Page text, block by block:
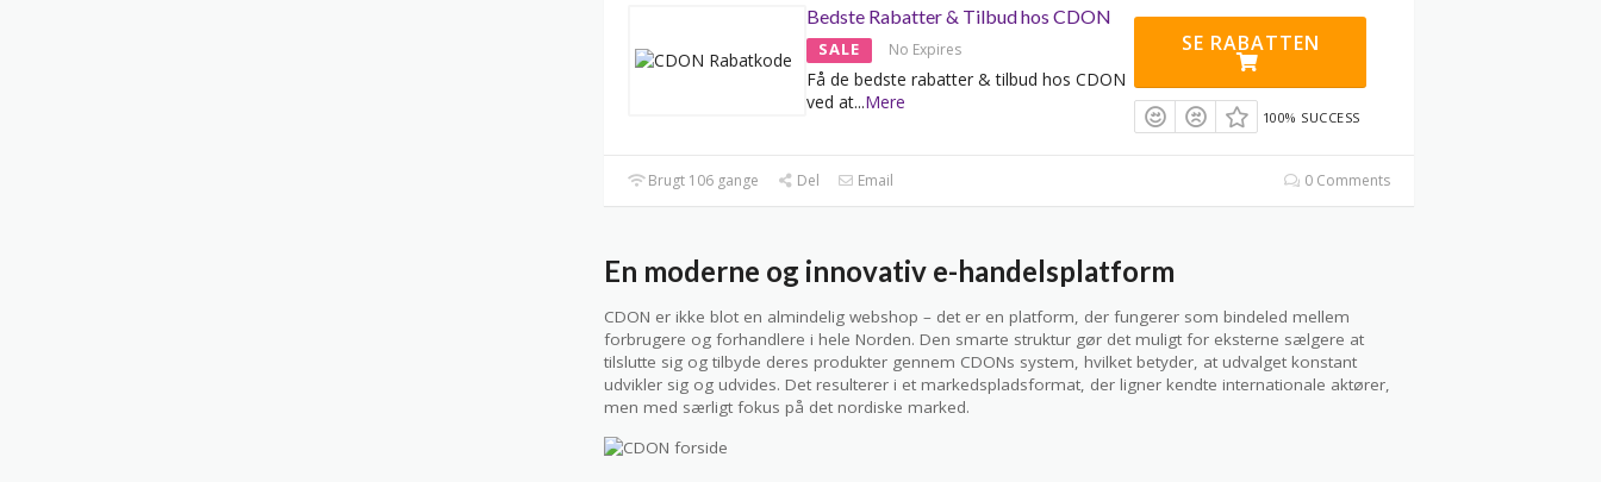
Bedste Rabatter & Tilbud hos CDON
SALE No Expires
Få de bedste rabatter & tilbud hos CDON
ved at...Mere
SE RABATTEN
100% SUCCESS
Brugt 106 gange Del Email 0 Comments
En moderne og innovativ e-handelsplatform
CDON er ikke blot en almindelig webshop – det er en platform, der fungerer som bindeled mellem
forbrugere og forhandlere i hele Norden. Den smarte struktur gør det muligt for eksterne sælgere at
tilslutte sig og tilbyde deres produkter gennem CDONs system, hvilket betyder, at udvalget konstant
udvikler sig og udvides. Det resulterer i et markedspladsformat, der ligner kendte internationale aktører,
men med særligt fokus på det nordiske marked.